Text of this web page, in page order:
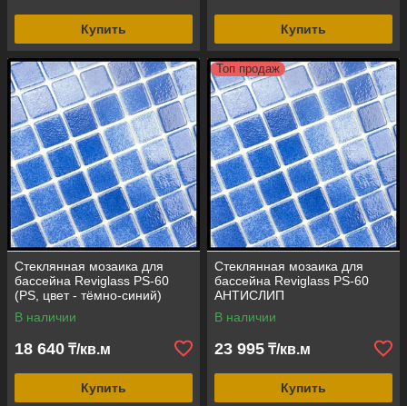
Купить Купить
Стеклянная мозаика для
бассейна Reviglass PS-60
(PS, цвет - тёмно-синий)
В наличии
18 640 ₸/кв.м
Купить
Топ продаж
Стеклянная мозаика для
бассейна Reviglass PS-60
АНТИСЛИП
(противоскользящая, PS,
цвет - тёмно-синий)
В наличии
23 995 ₸/кв.м
Купить